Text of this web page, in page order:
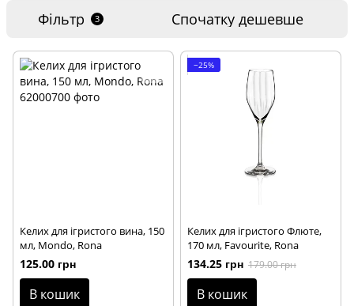
Фільтр 3 Спочатку дешевше
Келих для ігристого вина, 150
мл, Mondo, Rona
125.00 грн
В кошик
−25%
Келих для ігристого Флюте,
170 мл, Favourite, Rona
134.25 грн 179.00 грн
В кошик